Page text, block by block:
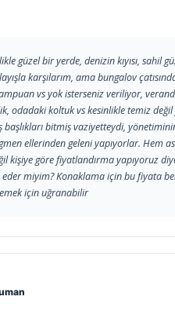
güzel bir yerde, denizin kıyısı, sahil
karşılarım, ama bungalov
vs yok isterseniz veriliyor,
odadaki koltuk vs kesinlikle temiz
bitmiş vaziyetteydi,
ellerinden geleni yapıyorlar. Hem
kişiye göre fiyatlandırma yapıyoruz
miyim? Konaklama için bu fiyata
için uğranabilir